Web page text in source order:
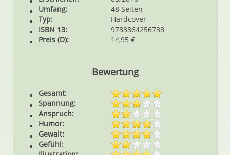
Umfang:
48 Seiten
Typ:
Hardcover
ISBN 13:
9783864256738
Preis (D):
14,95 €
Bewertung
Gesamt:
Spannung:
Anspruch:
Humor:
Gewalt:
Gefühl: